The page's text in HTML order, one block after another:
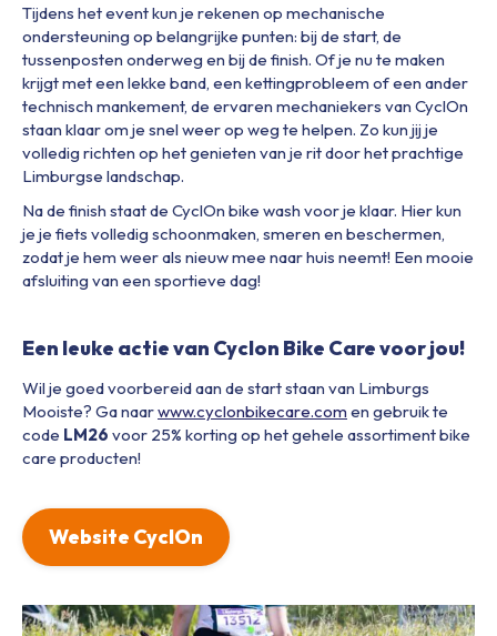
Tijdens het event kun je rekenen op mechanische
ondersteuning op belangrijke punten: bij de start, de
tussenposten onderweg en bij de finish. Of je nu te maken
krijgt met een lekke band, een kettingprobleem of een ander
technisch mankement, de ervaren mechaniekers van CyclOn
staan klaar om je snel weer op weg te helpen. Zo kun jij je
volledig richten op het genieten van je rit door het prachtige
Limburgse landschap.
Na de finish staat de CyclOn bike wash voor je klaar. Hier kun
je je fiets volledig schoonmaken, smeren en beschermen,
zodat je hem weer als nieuw mee naar huis neemt! Een mooie
afsluiting van een sportieve dag!
Een leuke actie van Cyclon Bike Care voor jou!
Wil je goed voorbereid aan de start staan van Limburgs
Mooiste? Ga naarwww.cyclonbikecare.com en gebruik te
code LM26 voor 25% korting op het gehele assortiment bike
care producten!
Website CyclOn